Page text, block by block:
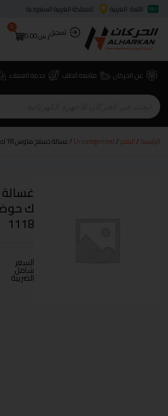
اللغة: العربية
المملكة العربية السعودية
تسجيلر.س0.00
0
عن الحركان متابعة الطلب خدمة العملاء
الرئيسية/المتجر/
Uncategorized/ غسالة جستنج هاوس 18 ك حوضين موديل JSWM-1118
1118
السعر
شامل
الضريبة